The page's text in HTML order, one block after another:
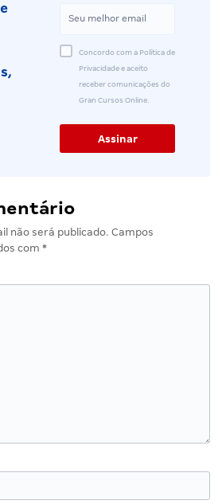
Concordo com a Política de
Privacidade e aceito
receber comunicações do
Gran Cursos Online.
não será publicado. Campos
com *